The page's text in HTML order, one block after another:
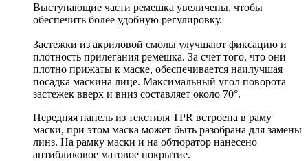
Выступающие части ремешка увеличены, чтобы
обеспечить более удобную регулировку.
Застежки из акриловой смолы улучшают фиксацию и
плотность прилегания ремешка. За счет того, что они
плотно прижаты к маске, обеспечивается наилучшая
посадка маскина лице. Максимальный угол поворота
застежек вверх и вниз составляет около 70°.
Передняя панель из текстиля TPR встроена в раму
маски, при этом маска может быть разобрана для замены
линз. На рамку маски и на обтюратор нанесено
антибликовое матовое покрытие.